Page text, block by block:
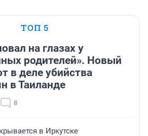
ТОП 5
на глазах у
родителей». Новый
в деле убийства
в Таиланде
8
в Иркутске